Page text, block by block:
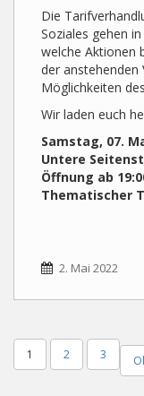
Die
Soziales gehen
welche Aktionen
der anstehenden
Möglichkeiten
Wir laden euch
Samstag, 07.
Untere
Öffnung ab
Thematischer
2. Mai 2022
1 2 3